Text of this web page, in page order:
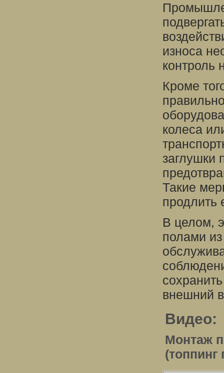
износа
контроль
Кроме
колеса
заглушки
Такие
продлить
В целом,
полами из
внешний
Видео:
Монтаж